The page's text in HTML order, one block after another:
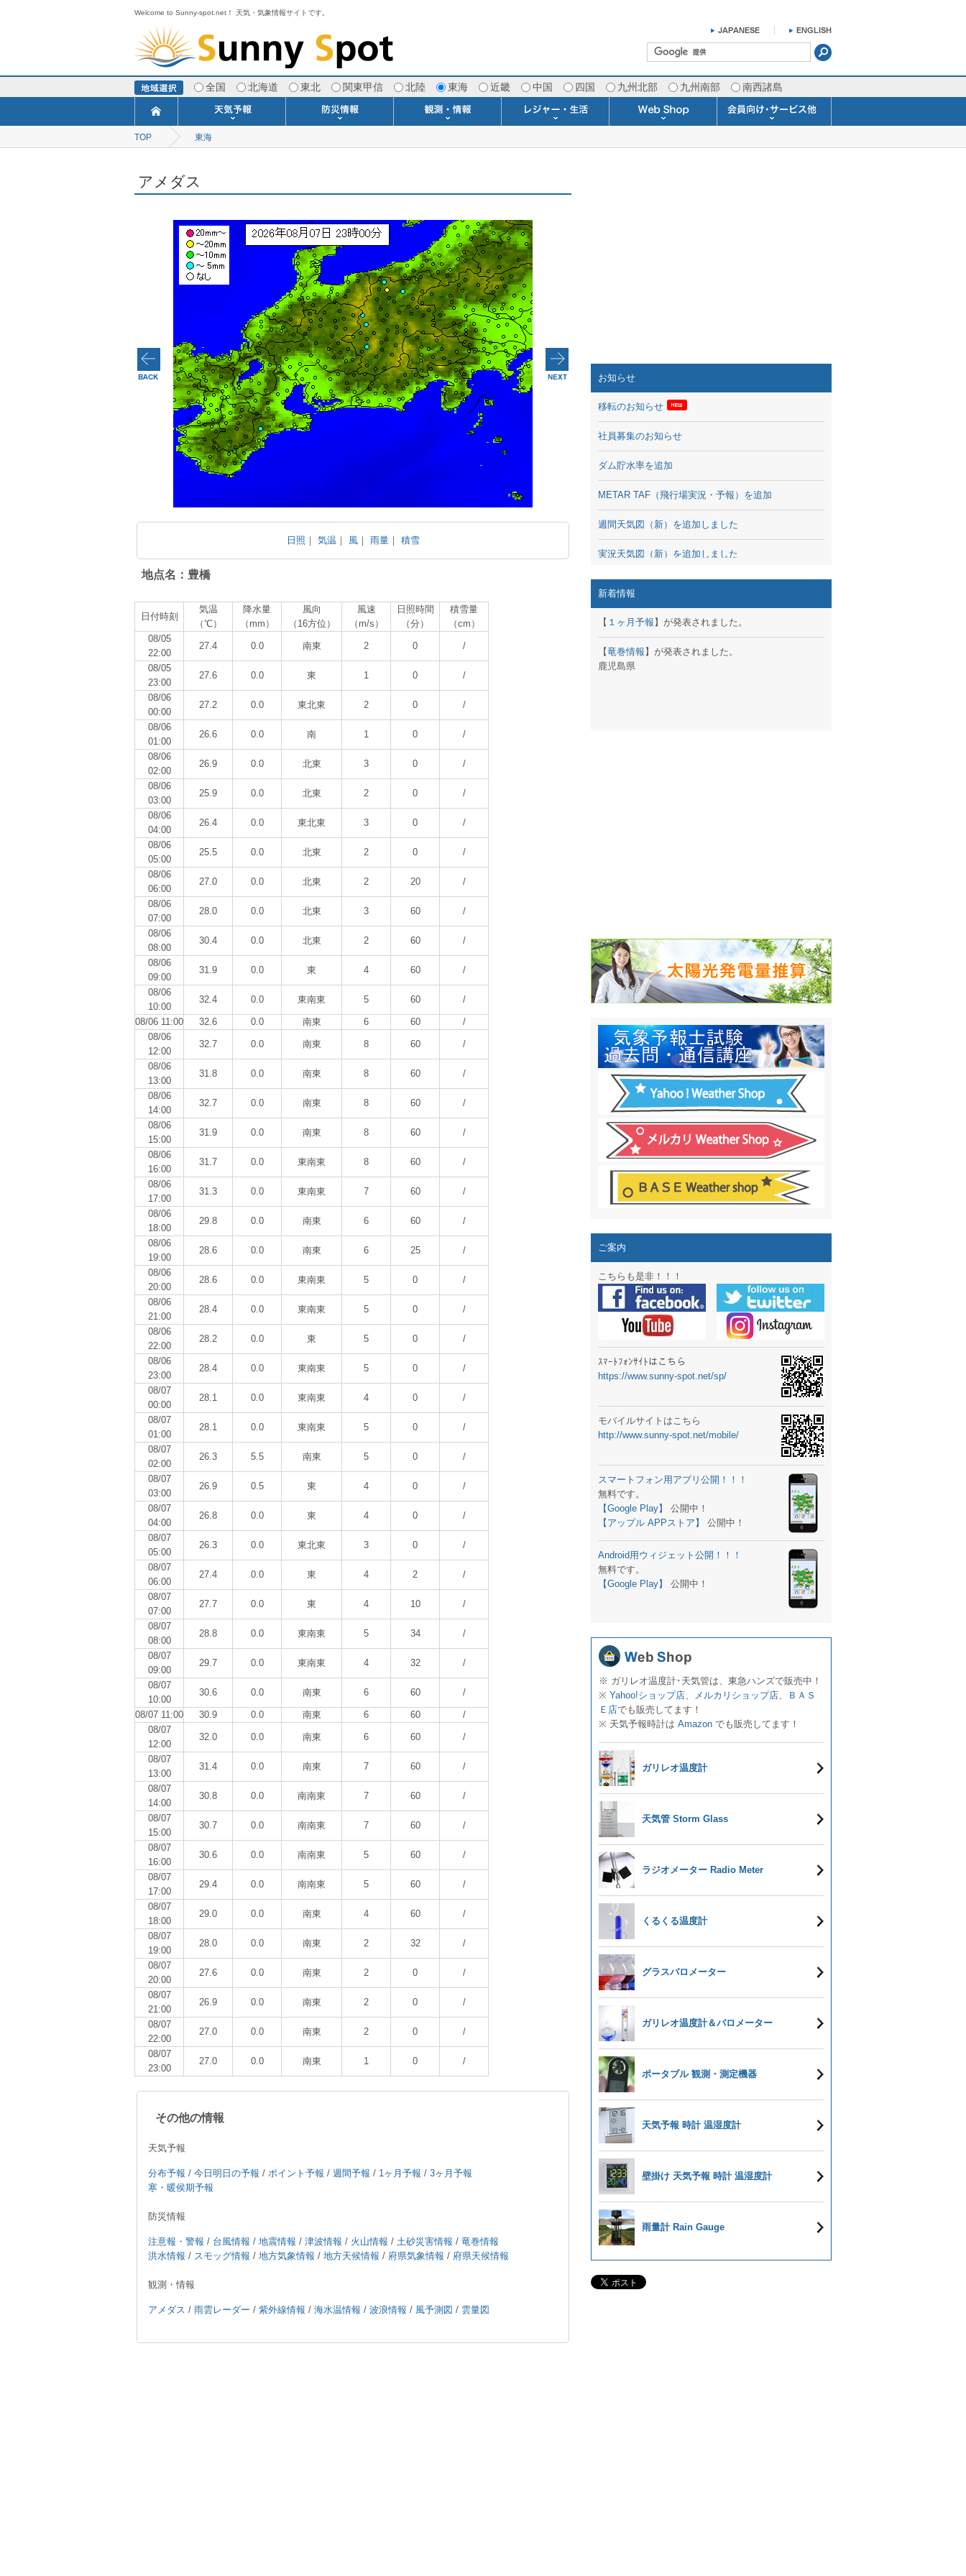
Welcome to Sunny-spot.net！ 天気・気象情報サイトです。
全国 北海道 東北 関東甲信 北陸 東海 近畿 中国 四国 九州北部 九州南部 南西諸島
今日明日の天気
ポイント予報
週間天気予報
寒・暖候期予報
TOP 東海
アメダス
日照 ｜ 気温 ｜ 風｜ 雨量｜ 積雪
地点名：豊橋
日付時刻
気温
（℃）
降水量
（mm）
風向
（16方位）
風速
（m/s）
日照時間
（分）
積雪量
（cm）
08/05
22:00
27.4 0.0 南東 2 0 /
08/05
23:00
27.6 0.0 東 1 0 /
08/06
00:00
27.2 0.0 東北東 2 0 /
08/06
01:00
26.6 0.0 南 1 0 /
08/06
02:00
26.9 0.0 北東 3 0 /
08/06
03:00
25.9 0.0 北東 2 0 /
08/06
04:00
26.4 0.0 東北東 3 0 /
08/06
05:00
25.5 0.0 北東 2 0 /
08/06
06:00
27.0 0.0 北東 2 20 /
08/06
07:00
28.0 0.0 北東 3 60 /
08/06
08:00
30.4 0.0 北東 2 60 /
08/06
09:00
31.9 0.0 東 4 60 /
08/06
10:00
32.4 0.0 東南東 5 60 /
08/06 11:00 32.6 0.0 南東 6 60
/
08/06
12:00
32.7 0.0 南東 8 60 /
08/06
13:00
31.8 0.0 南東 8 60 /
08/06
14:00
32.7 0.0 南東 8 60 /
08/06
15:00
31.9 0.0 南東 8 60 /
08/06
16:00
31.7 0.0 東南東 8 60 /
08/06
17:00
31.3 0.0 東南東 7 60 /
08/06
18:00
29.8 0.0 南東 6 60 /
08/06
19:00
28.6 0.0 南東 6 25 /
08/06
20:00
28.6 0.0 東南東 5 0 /
08/06
21:00
28.4 0.0 東南東 5 0 /
08/06
22:00
28.2 0.0 東 5 0 /
08/06
23:00
28.4 0.0 東南東 5 0 /
08/07
00:00
28.1 0.0 東南東 4 0 /
08/07
01:00
28.1 0.0 東南東 5 0 /
08/07
02:00
26.3 5.5 南東 5 0 /
08/07
03:00
26.9 0.5 東 4 0 /
08/07
04:00
26.8 0.0 東 4 0 /
08/07
05:00
26.3 0.0 東北東 3 0 /
08/07
06:00
27.4 0.0 東 4 2 /
08/07
07:00
27.7 0.0 東 4 10 /
08/07
08:00
28.8 0.0 東南東 5 34 /
08/07
09:00
29.7 0.0 東南東 4 32 /
08/07
10:00
30.6 0.0 南東 6 60 /
08/07 11:00 30.9 0.0 南東 6 60
/
08/07
12:00
32.0 0.0 南東 6 60 /
08/07
13:00
31.4 0.0 南東 7 60 /
08/07
14:00
30.8 0.0 南南東 7 60 /
08/07
15:00
30.7 0.0 南南東 7 60 /
08/07
16:00
30.6 0.0 南南東 5 60 /
08/07
17:00
29.4 0.0 南南東 5 60 /
08/07
18:00
29.0 0.0 南東 4 60 /
08/07
19:00
28.0 0.0 南東 2 32 /
08/07
20:00
27.6 0.0 南東 2 0 /
08/07
21:00
26.9 0.0 南東 2 0 /
08/07
22:00
27.0 0.0 南東 2 0 /
08/07
23:00
27.0 0.0 南東 1 0 /
その他の情報
天気予報
分布予報 / 今日明日の予報 / ポイント予報 / 週間予報 / 1ヶ月予報 / 3ヶ月予報
寒・暖侯期予報
防災情報
注意報・警報 / 台風情報 / 地震情報 / 津波情報 / 火山情報 / 土砂災害情報 / 竜巻情報
洪水情報 / スモッグ情報 / 地方気象情報 / 地方天候情報 / 府県気象情報 / 府県天候情報
観測・情報
アメダス / 雨雲レーダー / 紫外線情報 / 海水温情報 / 波浪情報 / 風予測図 / 雲量図
お知らせ
移転のお知らせ
社員募集のお知らせ
ダム貯水率を追加
METAR TAF（飛行場実況・予報）を追加
週間天気図（新）を追加しました
実況天気図（新）を追加しました
潮汐・日出没、パワーアップ＆リニューアル
ｽﾏｰﾄﾌｫﾝ用のサイト作成！
結露 10日間予報オプション追加！
ガリレオ温度計&天気管新色登場！
HPリニューアル第２弾：本サイト Update!
HPリニューアル第１弾：英語ページOPEN
週間天気図&週間波浪図を10日に延長しました
太陽光発電量の推算はじめました
気象情報通知サービス「お天気見張り番」開始
週間波浪図追加しました。
予報士通信講座に解析ツール追加！！
専門天気図アーカイブ開始！！
スマートフォン アプリ バージョンアップ
ラジオメーターニュータイプ新登場！
スマートフォン ウィジェット公開
気象予報士スクールの御案内
弊社事務所を移転しました。
生物平年値 更新
予報士学習サイト OPEN！
専門天気図 追加
ラジオメーター輸入販売開始！
スマートフォン アプリ バージョンアップ
お天気パーツ 追加
新着情報
【 １ヶ月予報 】が発表されました。
【竜巻情報 】が発表されました。
鹿児島県
ご案内
こちらも是非！！！
ｽﾏｰﾄﾌｫﾝｻｲﾄはこちら
https://www.sunny-spot.net/sp/
モバイルサイトはこちら
http://www.sunny-spot.net/mobile/
スマートフォン用アプリ公開！！！
無料です。
【Google Play】
公開中！
【アップル APPストア】
公開中！
Android用ウィジェット公開！！！
無料です。
【Google Play】
公開中！
※ ガリレオ温度計･天気管は、東急ハンズで販売中！
※ Yahoo!ショップ店、 メルカリショップ店、
ＢＡＳ
Ｅ店でも販売してます！
※ 天気予報時計は Amazon でも販売してます！
ガリレオ温度計
天気管 Storm Glass
ラジオメーター Radio Meter
くるくる温度計
グラスバロメーター
ガリレオ温度計＆バロメーター
ポータブル 観測・測定機器
天気予報 時計 温湿度計
壁掛け 天気予報 時計 温湿度計
雨量計 Rain Gauge